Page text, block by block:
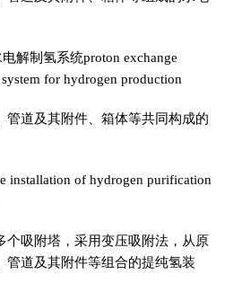
解制氢系统proton exchange
for hydrogen production
管道及其附件、箱体等共同构成的
installation of hydrogen purification
个吸附塔，采用变压吸附法，从原
管道及其附件等组合的提纯氢装